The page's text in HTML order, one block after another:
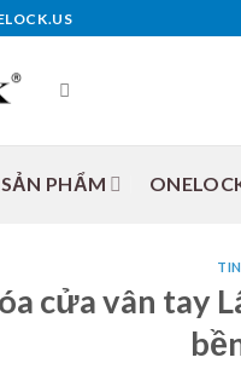
SẢN PHẨM
cửa vân tay